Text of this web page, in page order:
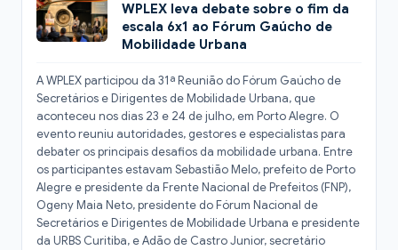
WPLEX leva debate sobre o fim da
escala 6x1 ao Fórum Gaúcho de
Mobilidade Urbana
A WPLEX participou da 31ª Reunião do Fórum Gaúcho de
Secretários e Dirigentes de Mobilidade Urbana, que
aconteceu nos dias 23 e 24 de julho, em Porto Alegre. O
evento reuniu autoridades, gestores e especialistas para
debater os principais desafios da mobilidade urbana. Entre
os participantes estavam Sebastião Melo, prefeito de Porto
Alegre e presidente da Frente Nacional de Prefeitos (FNP),
Ogeny Maia Neto, presidente do Fórum Nacional de
Secretários e Dirigentes de Mobilidade Urbana e presidente
da URBS Curitiba, e Adão de Castro Junior, secretário